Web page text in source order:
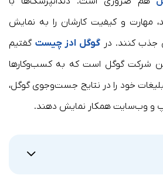
مهارت و کیفیت کارشان را به نمایش
جذب کنند. در گوگل ادز چیست گفتیم
شرکت گوگل است که به کسب‌وکارها
خود را در نتایج جست‌وجوی گوگل،
و وب‌سایت همکار نمایش دهند.